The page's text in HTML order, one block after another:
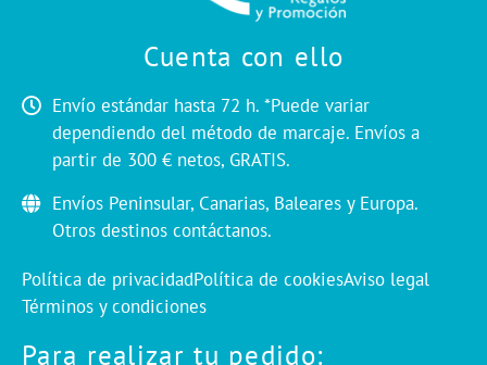
Cuenta con ello
Envío estándar hasta 72 h. *Puede variar
dependiendo del método de marcaje. Envíos a
partir de 300 € netos, GRATIS.
Envíos Peninsular, Canarias, Baleares y Europa.
Otros destinos contáctanos.
Política de privacidadPolítica de cookiesAviso legal
Términos y condiciones
Para realizar tu pedido: